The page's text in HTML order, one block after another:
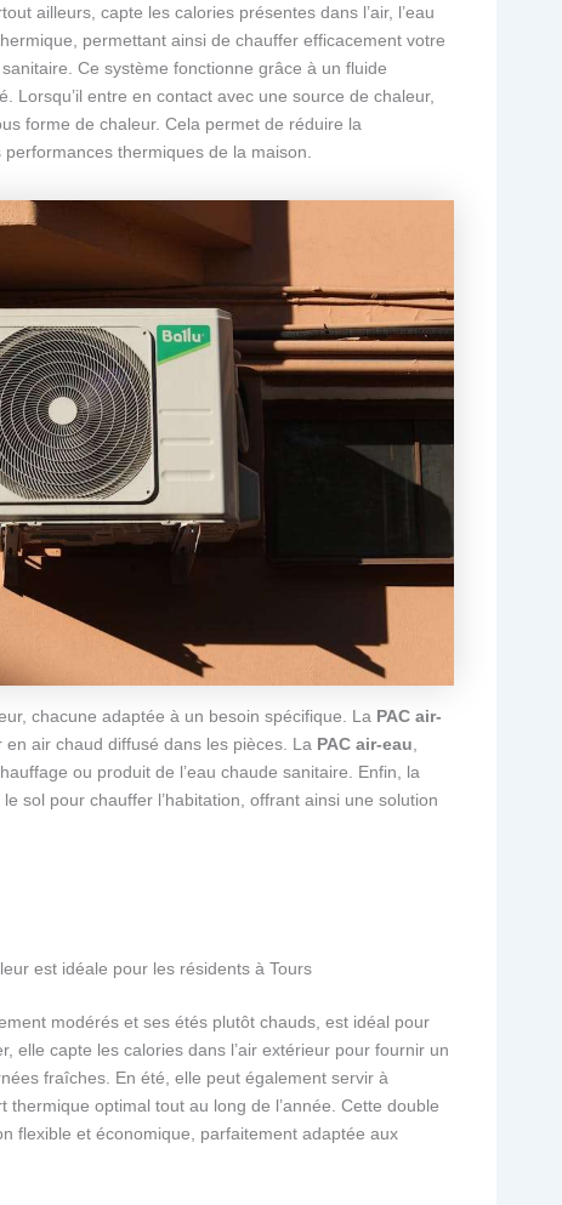
ailleurs, capte les calories présentes dans l’air, l’eau
permettant ainsi de chauffer efficacement votre
Ce système fonctionne grâce à un fluide
Lorsqu’il entre en contact avec une source de chaleur,
forme de chaleur. Cela permet de réduire la
thermiques de la maison.
chacune adaptée à un besoin spécifique. La PAC air-
air chaud diffusé dans les pièces. La PAC air-eau
ou produit de l’eau chaude sanitaire. Enfin, la
sol pour chauffer l’habitation, offrant ainsi une solution
est idéale pour les résidents à Tours
modérés et ses étés plutôt chauds, est idéal pour
elle capte les calories dans l’air extérieur pour fournir un
fraîches. En été, elle peut également servir à
thermique optimal tout au long de l’année. Cette double
flexible et économique, parfaitement adaptée aux